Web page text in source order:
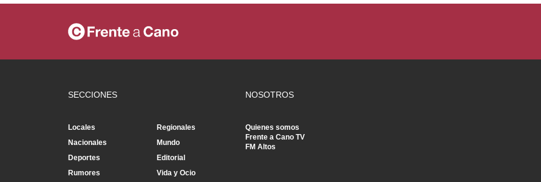
SECCIONES
Locales
Regionales
Nacionales
Mundo
Deportes
Editorial
Rumores
Vida y Ocio
NOSOTROS
Quienes somos
Frente a Cano TV
FM Altos